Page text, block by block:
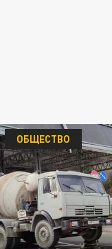
ОБЩЕСТВО